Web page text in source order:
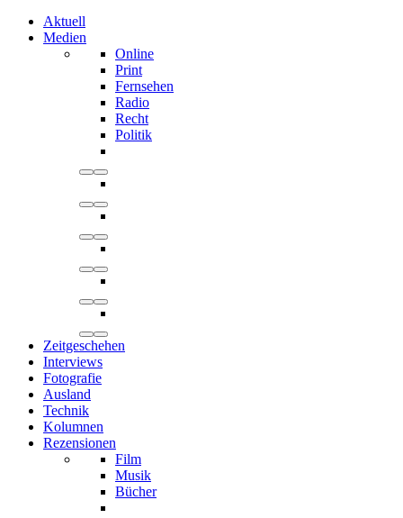
Aktuell
Medien
Online
Print
Fernsehen
Radio
Recht
Politik
Zeitgeschehen
Interviews
Fotografie
Ausland
Technik
Kolumnen
Rezensionen
Film
Musik
Bücher